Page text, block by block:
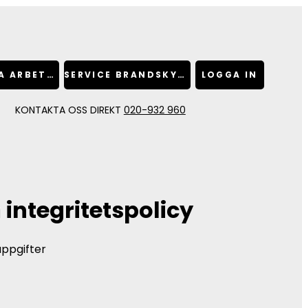
BOKA HETA ARBETEN SERVICE BRANDSKYDD LOGGA IN
KONTAKTA OSS DIREKT 020-932 960
integritetspolicy